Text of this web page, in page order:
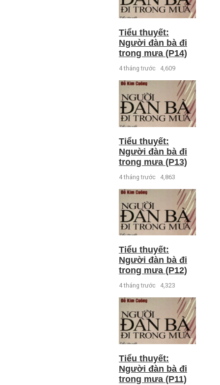
Tiểu thuyết:
Người đàn bà đi
trong mưa (P14)
4 tháng trước 4,609
Tiểu thuyết:
Người đàn bà đi
trong mưa (P13)
4 tháng trước 4,863
Tiểu thuyết:
Người đàn bà đi
trong mưa (P12)
4 tháng trước 4,323
Tiểu thuyết:
Người đàn bà đi
trong mưa (P11)